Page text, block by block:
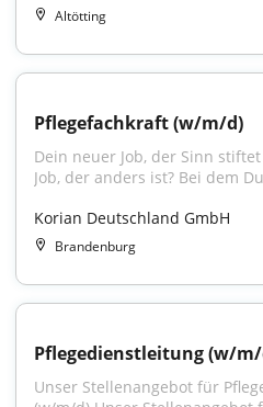
Altötting
Pflegefachkraft (w/m/d)
Dein neuer Job, der Sinn
Job, der anders ist? Bei dem
Korian Deutschland GmbH
Brandenburg
Pflegedienstleitung (w/
Unser Stellenangebot für